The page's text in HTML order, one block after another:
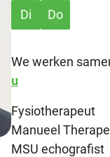
Di
Do
We werken
u
Fysiotherapeut
Manueel
MSU echografist